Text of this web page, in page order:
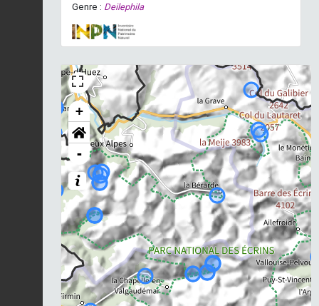
Genre : Deilephila
+
-